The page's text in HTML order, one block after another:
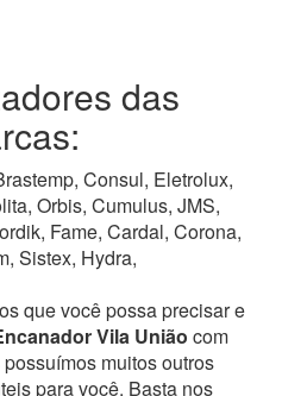
das
Consul, Eletrolux,
Orbis, Cumulus, JMS,
Fame, Cardal, Corona,
Sistex, Hydra,
que você possa precisar e
Vila União com
possuímos muitos outros
para você. Basta nos